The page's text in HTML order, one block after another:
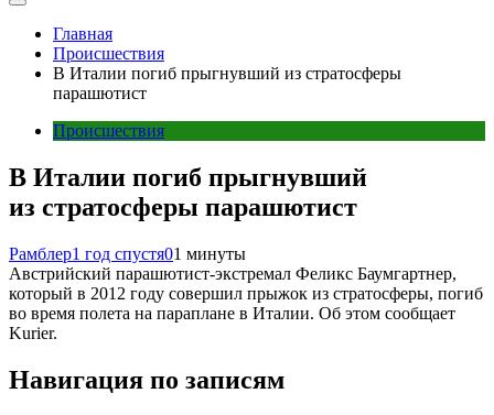
Главная
Происшествия
В Италии погиб прыгнувший из стратосферы
парашютист
Происшествия
В Италии погиб прыгнувший
из стратосферы парашютист
Рамблер1 год спустя01 минуты
Австрийский парашютист-экстремал Феликс Баумгартнер,
который в 2012 году совершил прыжок из стратосферы, погиб
во время полета на параплане в Италии. Об этом сообщает
Kurier.
Навигация по записям